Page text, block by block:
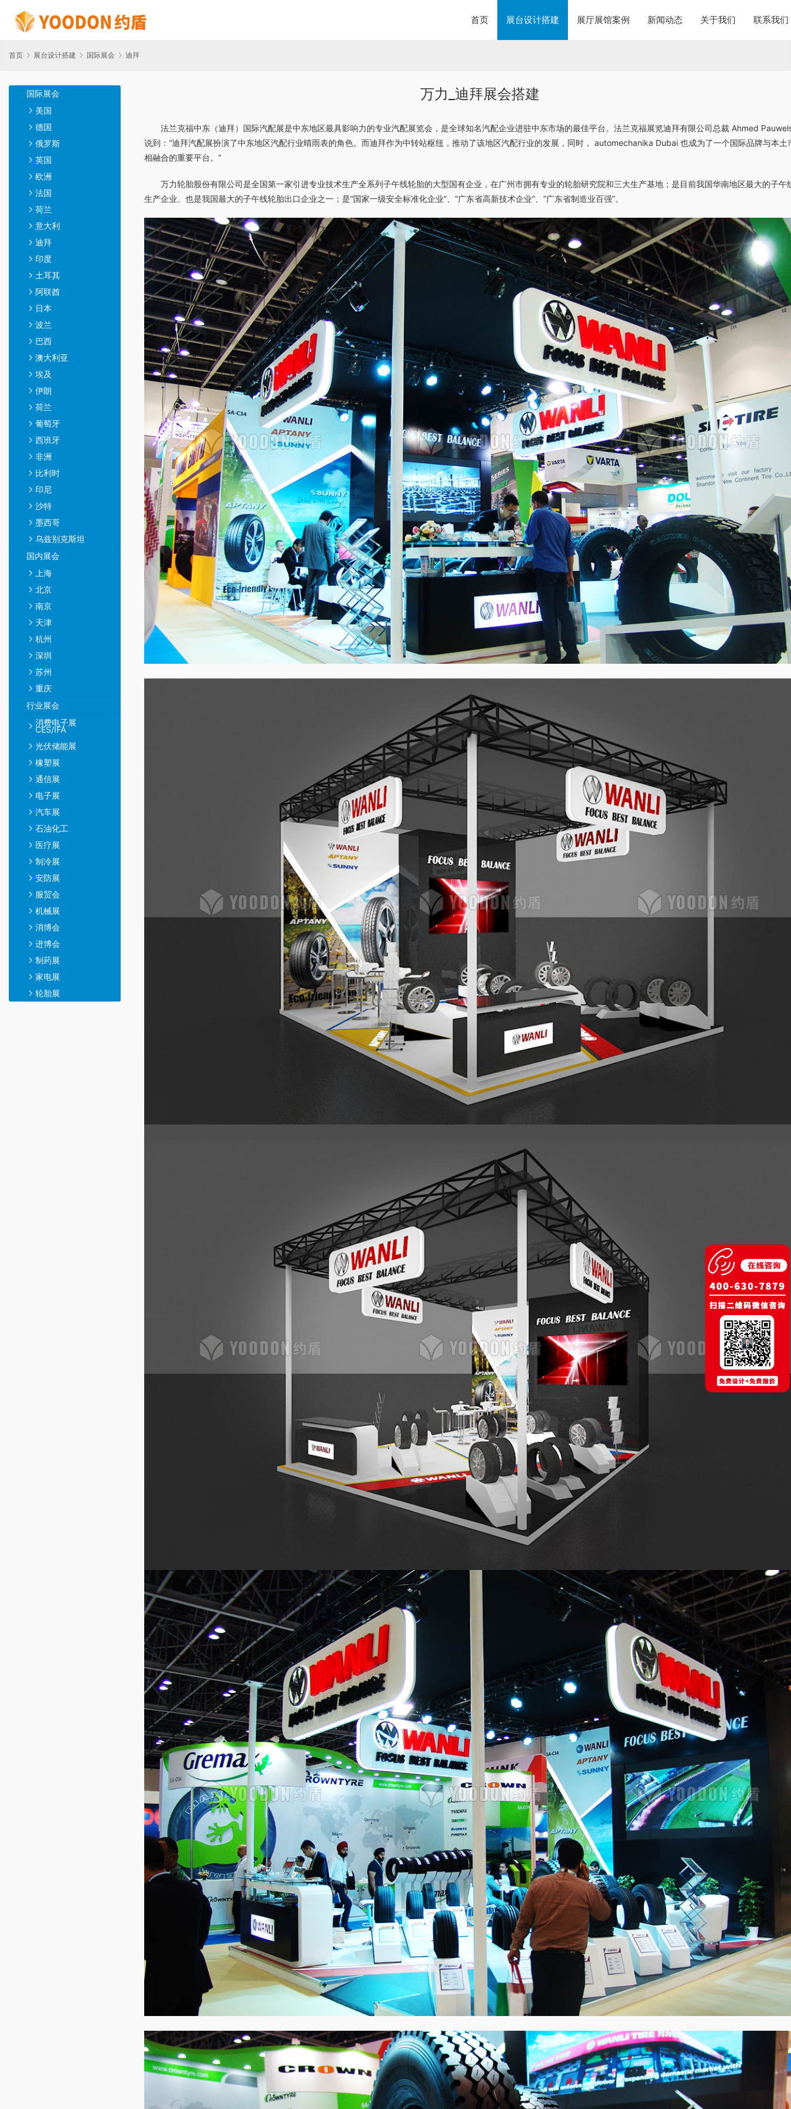
首页 展台设计搭建 展厅展馆案例 新闻动态 关于我们 联系我们
首页 展台设计搭建 国际展会 迪拜
国际展会
美国
德国
俄罗斯
英国
欧洲
法国
荷兰
意大利
迪拜
印度
土耳其
阿联酋
日本
波兰
巴西
澳大利亚
埃及
伊朗
荷兰
葡萄牙
西班牙
非洲
比利时
印尼
沙特
墨西哥
乌兹别克斯坦
国内展会
上海
北京
南京
天津
杭州
深圳
苏州
重庆
行业展会
消费电子展
CES/IFA
光伏储能展
橡塑展
通信展
电子展
汽车展
石油化工
医疗展
制冷展
安防展
服贸会
机械展
消博会
进博会
制药展
家电展
轮胎展
万力_迪拜展会搭建
法兰克福中东（迪拜）国际汽配展是中东地区最具影响力的专业汽配展览会，是全球知名汽配企业进驻中东市场的最佳平台。法兰克福展览迪拜有限公司总裁 Ahmed
说到：“迪拜汽配展扮演了中东地区汽配行业晴雨表的角色。而迪拜作为中转站枢纽，推动了该地区汽配行业的发展，同时， automechanika Dubai 也成为了一个国际品牌与本土
相融合的重要平台。”
万力轮胎股份有限公司是全国第一家引进专业技术生产全系列子午线轮胎的大型国有企业，在广州市拥有专业的轮胎研究院和三大生产基地；是目前我国华南地区最大的子午
生产企业、也是我国最大的子午线轮胎出口企业之一；是“国家一级安全标准化企业”、“广东省高新技术企业”、“广东省制造业百强”。